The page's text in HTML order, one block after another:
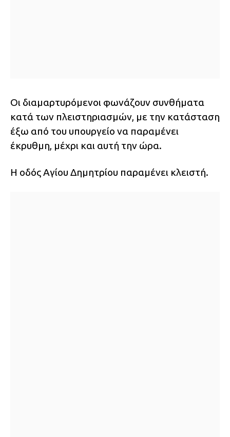
Οι διαμαρτυρόμενοι φωνάζουν συνθήματα
κατά των πλειστηριασμών, με την κατάσταση
έξω από του υπουργείο να παραμένει
έκρυθμη, μέχρι και αυτή την ώρα.
Η οδός Αγίου Δημητρίου παραμένει κλειστή.